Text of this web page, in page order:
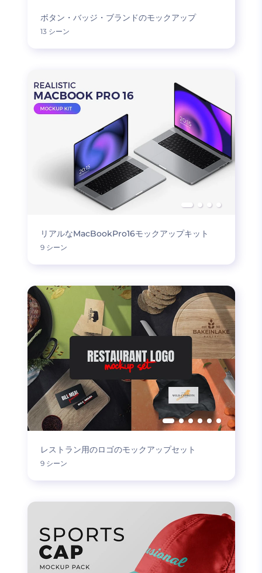
ボタン・バッジ・ブランドのモックアップ
13 シーン
リアルなMacBookPro16モックアップキット
9 シーン
レストラン用のロゴのモックアップセット
9 シーン